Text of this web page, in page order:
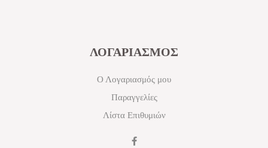
ΛΟΓΑΡΙΑΣΜΟΣ
Ο Λογαριασμός μου
Παραγγελίες
Λίστα Επιθυμιών